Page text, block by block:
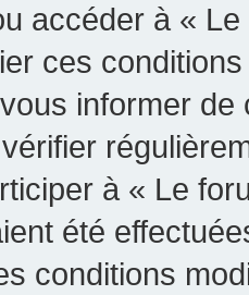
accéder à «
ces
informer
à « Le
été
conditions